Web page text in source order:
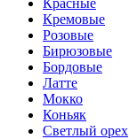
Красные
Кремовые
Розовые
Бирюзовые
Бордовые
Латте
Мокко
Коньяк
Светлый орех